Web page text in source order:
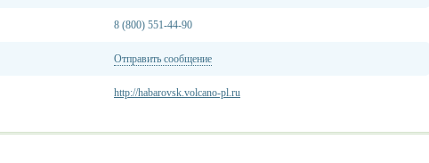
8 (800) 551-44-90
Отправить сообщение
http://habarovsk.volcano-pl.ru